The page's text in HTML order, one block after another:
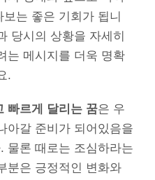
는 좋은 기회가 됩니
당시의 상황을 자세히
는 메시지를 더욱 명확
.
빠르게 달리는 꿈은 우
아갈 준비가 되어있음을
물론 때로는 조심하라는
분은 긍정적인 변화와